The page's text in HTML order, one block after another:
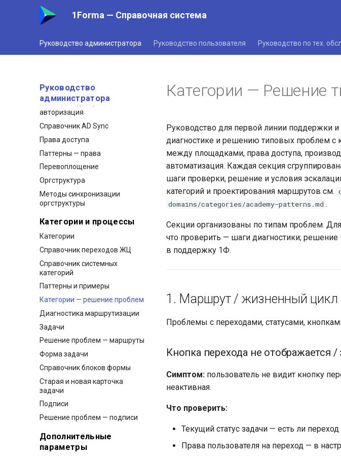
1Forma — Справочная система
Руководство администратора Руководство пользователя Руководство по тех.
Руководство
администратора
Паттерны и примеры
Видимость и автосоздание
FAQ — кнопка отсутствия
Решение проблем — права
Runbook — доступ и
авторизация
Справочник AD Sync
Права доступа
Паттерны — права
Перевоплощение
Оргструктура
Методы синхронизации
оргструктуры
Категории и процессы
Категории
Справочник переходов ЖЦ
Справочник системных
категорий
Паттерны и примеры
Категории — решение проблем
Диагностика маршрутизации
Задачи
Решение проблем — маршруты
Форма задачи
Справочник блоков формы
Старая и новая карточка
задачи
Подписи
Решение проблем — подписи
Дополнительные
параметры
Категории — Решение
Руководство для первой линии поддержки
диагностике и решению типовых проблем с
между площадками, права доступа,
автоматизация. Каждая секция
шаги проверки, решение и условия
категорий и проектирования маршрутов см.
domains/categories/academy-patterns.md .
Секции организованы по типам проблем.
что проверить — шаги диагностики;
в поддержку 1Ф.
1. Маршрут / жизненный цикл
Проблемы с переходами, статусами,
Кнопка перехода не отображается /
Симптом: пользователь не видит кнопку
неактивная.
Что проверить:
Текущий статус задачи — есть ли переход
Права пользователя на переход — в